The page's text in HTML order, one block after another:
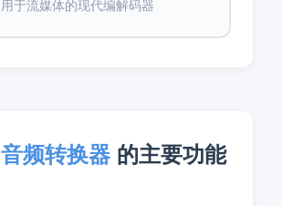
用于流媒体的现代编解码器
音频转换器 的主要功能